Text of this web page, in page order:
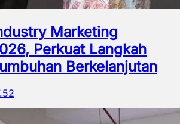
Marketing
Perkuat Langkah
Berkelanjutan